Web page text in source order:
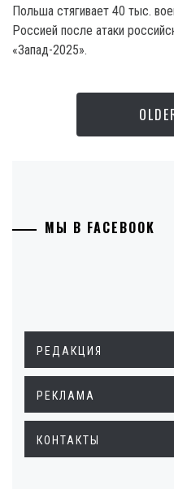
Польша стягивает 40 тыс.
Россией после атаки
«Запад-2025».
МЫ В FACEBOOK
РЕДАКЦИЯ
РЕКЛАМА
КОНТАКТЫ